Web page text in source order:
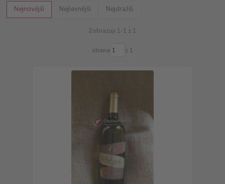
Nejnovější Nejlevnější Nejdražší
Zobrazuji 1-1 z 1
strana z 1